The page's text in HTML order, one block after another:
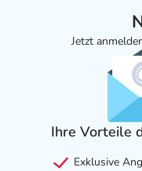
Jetzt
Ihre Vorteile
Exklusive